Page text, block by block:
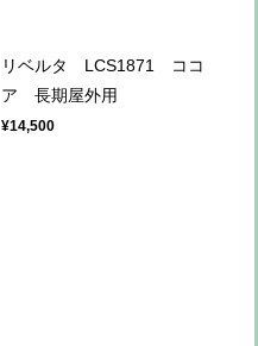
リベルタ LCS1871 ココ
ア 長期屋外用
¥14,500